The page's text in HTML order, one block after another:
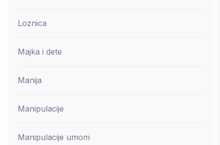
Loznica
Majka i dete
Manija
Manipulacije
Manipulacije umom